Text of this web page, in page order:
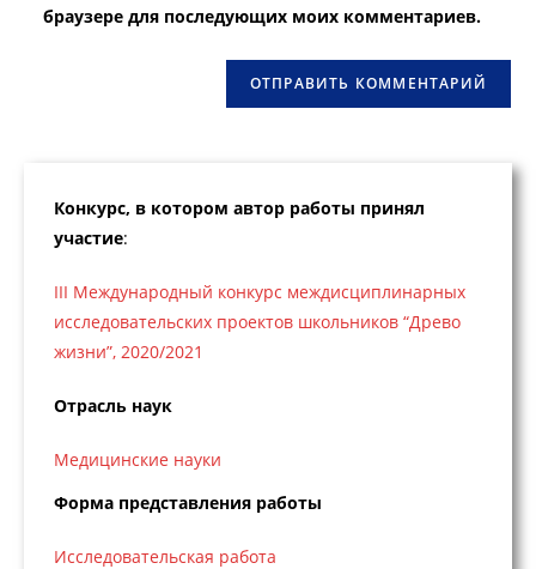
сайта
браузере для последующих моих комментариев.
Конкурс, в котором автор работы принял
участие:
III Международный конкурс междисциплинарных
исследовательских проектов школьников “Древо
жизни”, 2020/2021
Отрасль наук
Медицинские науки
Форма представления работы
Исследовательская работа